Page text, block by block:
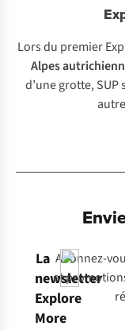
Lors du premier
Alpes
d’une grotte,
La
newsletter
Explore
More
Abonnez-
et